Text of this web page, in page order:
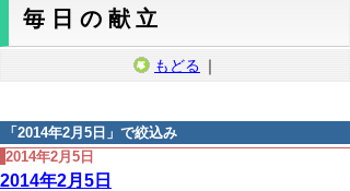
毎日の献立
もどる ｜
「 2014年2月5日 」で絞込み
2014年2月5日
2014年2月5日